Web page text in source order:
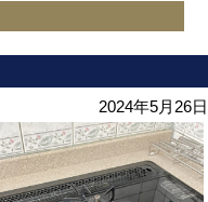
2024年5月26日